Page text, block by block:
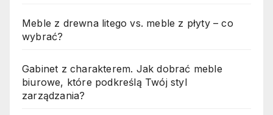
Meble z drewna litego vs. meble z płyty – co
wybrać?
Gabinet z charakterem. Jak dobrać meble
biurowe, które podkreślą Twój styl
zarządzania?